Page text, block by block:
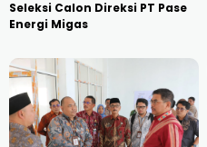
Seleksi Calon Direksi PT Pase
Energi Migas